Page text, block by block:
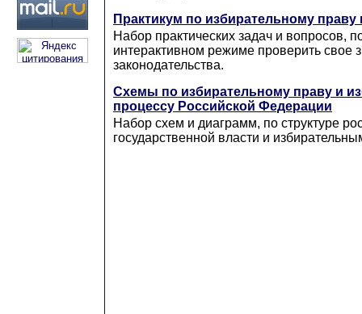
Практикум по избирательному праву
Набор практических задач и вопросов,
интерактивном режиме проверить свое
законодательства.
Схемы по избирательному праву и
процессу Российской Федерации
Набор схем и диаграмм, по структуре
государственной власти и